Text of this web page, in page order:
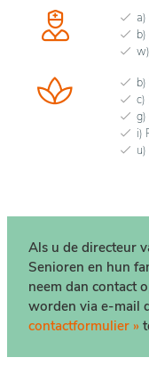
c)
g)
i)
Als u de directeur
Senioren en hun
neem dan contact
worden via e-mail
contactformulier »